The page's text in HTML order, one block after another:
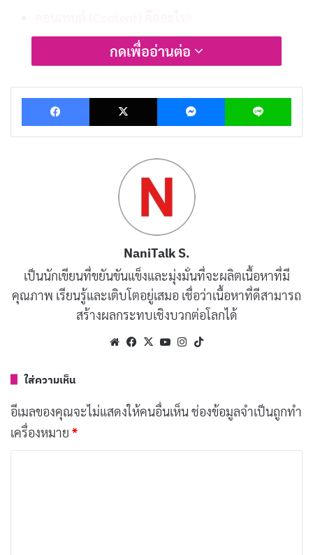
ทำไมคอนเทนต์ถึงสำคัญในยุคดิจิทัล?
ประเภทของคอนเทนต์
1. คอนเทนต์ประเภทข้อความ (Text Content)
2. คอนเทนต์ภาพ (Image Content)
3. คอนเทนต์วิดีโอ (Video Content)
4. คอนเทนต์เสียง (Audio Content)
5. คอนเทนต์แบบโต้ตอบ (Interactive Content)
เทคนิคการสร้างคอนเทนต์ให้น่าอ่าน
1. เลือกคีย์เวิร์ดอย่างฉลาด
2. วางจุดวางคีย์เวิร์ดอย่างเหมาะสม
3. ตั้งค่า Meta Tag สำหรับ SEO
4. เพิ่มประสิทธิภาพสื่อประกอบ (Image SEO)
การวัดผลคอนเทนต์
กดเพื่ออ่านต่อ
Facebook X Messenger Line
NaniTalk S.
เป็นนักเขียนที่ขยันขันแข็งและมุ่งมั่นที่จะผลิตเนื้อหาที่มี
คุณภาพ เรียนรู้และเติบโตอยู่เสมอ เชื่อว่าเนื้อหาที่ดีสามารถ
สร้างผลกระทบเชิงบวกต่อโลกได้
WebsiteFacebook
X YouTubeInstagram
ใส่ความเห็น
อีเมลของคุณจะไม่แสดงให้คนอื่นเห็น ช่องข้อมูลจำเป็นถูกทำ
เครื่องหมาย *